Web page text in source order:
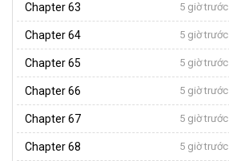
Chapter 63 5 giờ trước
Chapter 64 5 giờ trước
Chapter 65 5 giờ trước
Chapter 66 5 giờ trước
Chapter 67 5 giờ trước
Chapter 68 5 giờ trước